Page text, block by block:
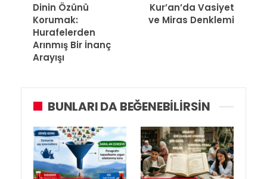
Dinin Özünü
Korumak:
Hurafelerden
Arınmış Bir İnanç
Arayışı
Kur’an’da Vasiyet
ve Miras Denklemi
BUNLARI DA BEĞENEBILIRSIN